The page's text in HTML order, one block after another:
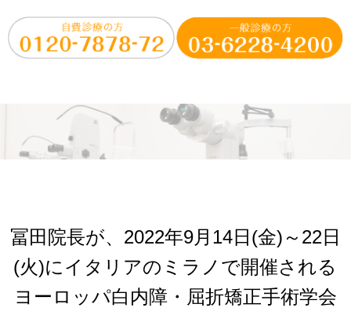
冨田院長が、2022年9月14日(金)～22日
(火)にイタリアのミラノで開催される
ヨーロッパ白内障・屈折矯正手術学会